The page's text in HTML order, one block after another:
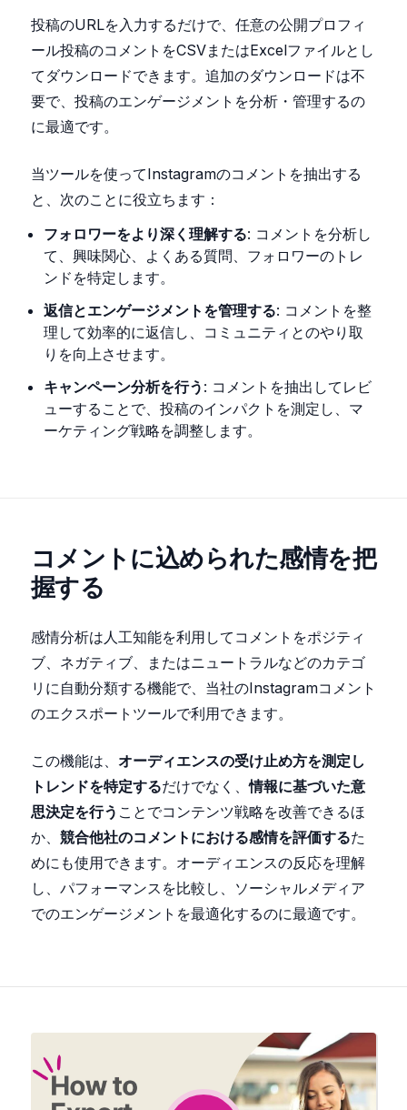
投稿のURLを入力するだけで、任意の公開プロフィ
ール投稿のコメントをCSVまたはExcelファイルとし
てダウンロードできます。追加のダウンロードは不
要で、投稿のエンゲージメントを分析・管理するの
に最適です。
当ツールを使ってInstagramのコメントを抽出する
と、次のことに役立ちます：
フォロワーをより深く理解する: コメントを分析し
て、興味関心、よくある質問、フォロワーのトレ
ンドを特定します。
返信とエンゲージメントを管理する: コメントを整
理して効率的に返信し、コミュニティとのやり取
りを向上させます。
キャンペーン分析を行う : コメントを抽出してレビ
ューすることで、投稿のインパクトを測定し、マ
ーケティング戦略を調整します。
コメントに込められた感情を把
握する
感情分析は人工知能を利用してコメントをポジティ
ブ、ネガティブ、またはニュートラルなどのカテゴ
リに自動分類する機能で、当社のInstagramコメント
のエクスポートツールで利用できます。
この機能は、 オーディエンスの受け止め方を測定し
トレンドを特定するだけでなく、情報に基づいた意
思決定を行う ことでコンテンツ戦略を改善できるほ
か、 競合他社のコメントにおける感情を評価するた
めにも使用できます。オーディエンスの反応を理解
し、パフォーマンスを比較し、ソーシャルメディア
でのエンゲージメントを最適化するのに最適です。